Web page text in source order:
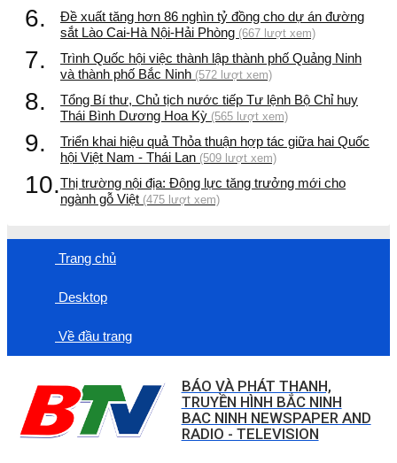
6.
Đề xuất tăng hơn 86 nghìn tỷ đồng cho dự án đường
sắt Lào Cai-Hà Nội-Hải Phòng (667 lượt xem)
7.
Trình Quốc hội việc thành lập thành phố Quảng Ninh
và thành phố Bắc Ninh (572 lượt xem)
8.
Tổng Bí thư, Chủ tịch nước tiếp Tư lệnh Bộ Chỉ huy
Thái Bình Dương Hoa Kỳ (565 lượt xem)
9.
Triển khai hiệu quả Thỏa thuận hợp tác giữa hai Quốc
hội Việt Nam - Thái Lan (509 lượt xem)
10.Thị trường nội địa: Động lực tăng trưởng mới cho
ngành gỗ Việt (475 lượt xem)
Trang chủ
Desktop
Về đầu trang
BÁO VÀ PHÁT THANH,
TRUYỀN HÌNH BẮC NINH
BAC NINH NEWSPAPER AND
RADIO - TELEVISION